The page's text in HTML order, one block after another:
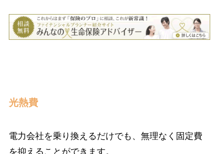
光熱費
電力会社を乗り換えるだけでも、無理なく固定費
を抑えることができます。